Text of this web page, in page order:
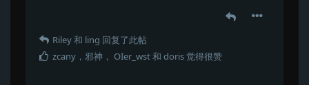
Riley和 ling 回复了此帖
zcany ， 邪神 ， OIer_wst和 doris觉得很赞